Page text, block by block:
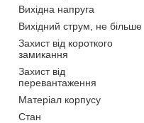
Вихідна напруга
Вихідний струм, не більше
Захист від короткого
замикання
Захист від
перевантаження
Матеріал корпусу
Стан